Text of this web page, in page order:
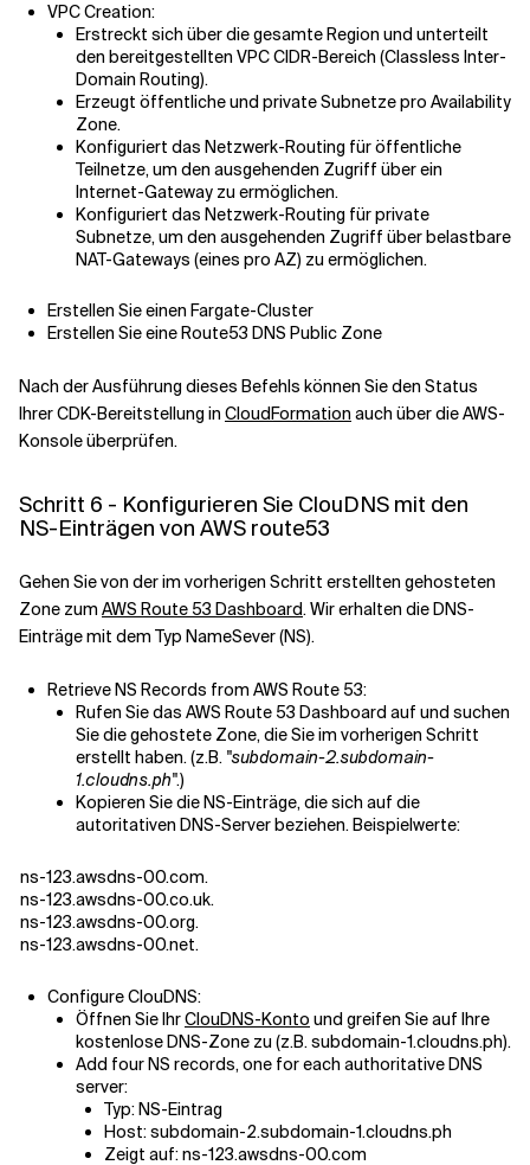
VPC Creation:
Erstreckt sich über die gesamte Region und unterteilt
den bereitgestellten VPC CIDR-Bereich (Classless Inter-
Domain Routing).
Erzeugt öffentliche und private Subnetze pro Availability
Zone.
Konfiguriert das Netzwerk-Routing für öffentliche
Teilnetze, um den ausgehenden Zugriff über ein
Internet-Gateway zu ermöglichen.
Konfiguriert das Netzwerk-Routing für private
Subnetze, um den ausgehenden Zugriff über belastbare
NAT-Gateways (eines pro AZ) zu ermöglichen.
Erstellen Sie einen Fargate-Cluster
Erstellen Sie eine Route53 DNS Public Zone
Nach der Ausführung dieses Befehls können Sie den Status
Ihrer CDK-Bereitstellung in CloudFormation auch über die AWS-
Konsole überprüfen.
Schritt 6 - Konfigurieren Sie ClouDNS mit den
NS-Einträgen von AWS route53
Gehen Sie von der im vorherigen Schritt erstellten gehosteten
Zone zum AWS Route 53 Dashboard. Wir erhalten die DNS-
Einträge mit dem Typ NameSever (NS).
Retrieve NS Records from AWS Route 53:
Rufen Sie das AWS Route 53 Dashboard auf und suchen
Sie die gehostete Zone, die Sie im vorherigen Schritt
erstellt haben. (z.B. "subdomain-2.subdomain-
1.cloudns.ph".)
Kopieren Sie die NS-Einträge, die sich auf die
autoritativen DNS-Server beziehen. Beispielwerte:
ns-123.awsdns-00.com.
ns-123.awsdns-00.co.uk.
ns-123.awsdns-00.org.
ns-123.awsdns-00.net.
Configure ClouDNS:
Öffnen Sie IhrClouDNS-Konto und greifen Sie auf Ihre
kostenlose DNS-Zone zu (z.B. subdomain-1.cloudns.ph).
Add four NS records, one for each authoritative DNS
server:
Typ: NS-Eintrag
Host: subdomain-2.subdomain-1.cloudns.ph
Zeigt auf: ns-123.awsdns-00.com